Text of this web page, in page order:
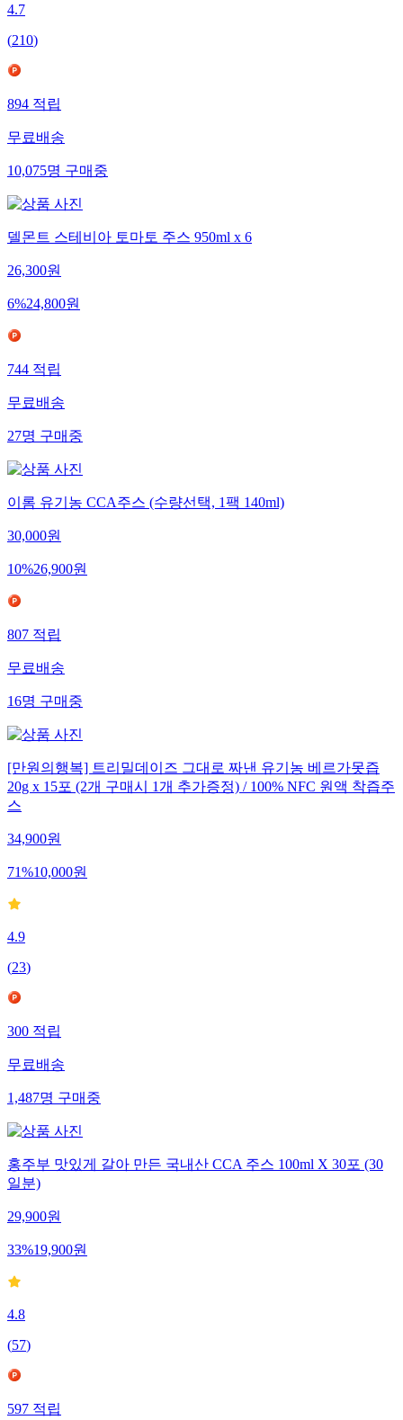
4.7
(210)
894 적립
무료배송
10,075명 구매중
델몬트 스테비아 토마토 주스 950ml x 6
26,300원
6%24,800원
744 적립
무료배송
27명 구매중
이롬 유기농 CCA주스 (수량선택, 1팩 140ml)
30,000원
10%26,900원
807 적립
무료배송
16명 구매중
[만원의행복] 트리밀데이즈 그대로 짜낸 유기농 베르가못즙
20g x 15포 (2개 구매시 1개 추가증정) / 100% NFC 원액 착즙주
스
34,900원
71%10,000원
4.9
(23)
300 적립
무료배송
1,487명 구매중
홍주부 맛있게 갈아 만든 국내산 CCA 주스 100ml X 30포 (30
일분)
29,900원
33%19,900원
4.8
(57)
597 적립